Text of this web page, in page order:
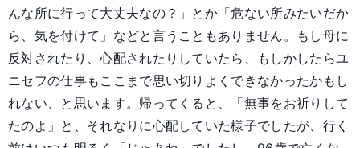
んな所に行って大丈夫なの？」とか「危ない所みたいだか
ら、気を付けて」などと言うこともありません。もし母に
反対されたり、心配されたりしていたら、もしかしたらユ
ニセフの仕事もここまで思い切りよくできなかったかもし
れない、と思います。帰ってくると、「無事をお祈りして
たのよ」と、それなりに心配していた様子でしたが、行く